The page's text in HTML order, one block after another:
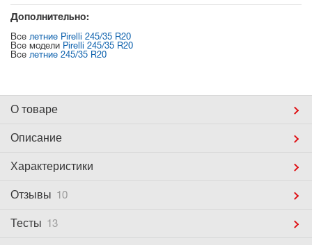
Дополнительно:
Все летние Pirelli 245/35 R20
Все модели Pirelli 245/35 R20
Все летние 245/35 R20
О товаре
Описание
Характеристики
Отзывы 10
Тесты 13